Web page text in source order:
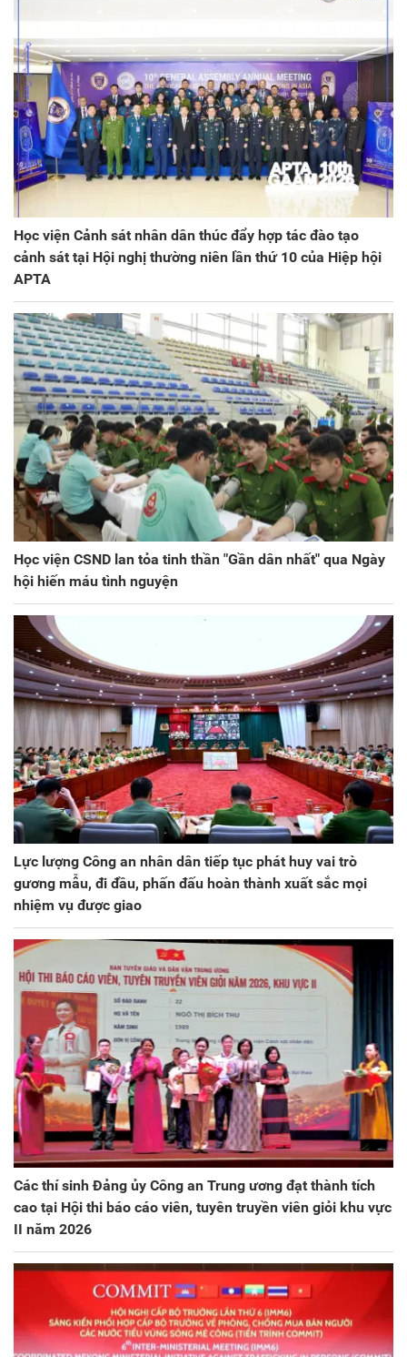
Học viện Cảnh sát nhân dân thúc đẩy hợp tác đào tạo
cảnh sát tại Hội nghị thường niên lần thứ 10 của Hiệp hội
APTA
Học viện CSND lan tỏa tinh thần "Gần dân nhất" qua Ngày
hội hiến máu tình nguyện
Lực lượng Công an nhân dân tiếp tục phát huy vai trò
gương mẫu, đi đầu, phấn đấu hoàn thành xuất sắc mọi
nhiệm vụ được giao
Các thí sinh Đảng ủy Công an Trung ương đạt thành tích
cao tại Hội thi báo cáo viên, tuyên truyền viên giỏi khu vực
II năm 2026